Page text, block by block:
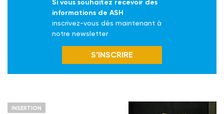
Si vous souhaitez recevoir des
informations de ASH
inscrivez-vous dès maintenant à
notre newsletter
S’INSCRIRE
INSERTION